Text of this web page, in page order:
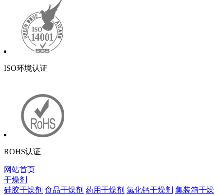
ISO环境认证
ROHS认证
网站首页
干燥剂
硅胶干燥剂 食品干燥剂 药用干燥剂 氯化钙干燥剂 集装箱干燥